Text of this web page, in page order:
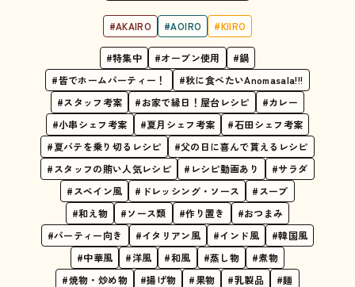
#AKAIRO #AOIRO #KIIRO
#特集中 #オーブン使用
#鍋
#皆でホームパーティー！
#秋に食べたいAnomasala!!!
#スタッフ考案
#お家で縁日！屋台レシピ
#カレー
#小串シェフ考案
#夏月シェフ考案
#石田シェフ考案
#夏バテを乗り切るレシピ
#父の日に喜んで貰えるレシピ
#スタッフの賄い人気レシピ
#レシピ動画あり
#サラダ
#スペイン風
#ドレッシング・ソース
#スープ
#和え物
#ソース類 #作り置き
#おつまみ
#パーティー向き
#イタリアン風 #インド風
#韓国風
#中華風
#洋風 #和風 #蒸し物
#煮物
#焼物・炒め物
#揚げ物 #果物 #乳製品
#麺